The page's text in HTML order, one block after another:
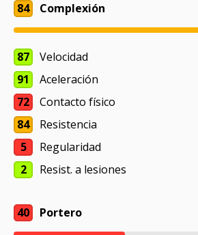
84 Complexión
87
Velocidad
91
Aceleración
72
Contacto físico
84
Resistencia
5
Regularidad
2
Resist. a lesiones
40 Portero